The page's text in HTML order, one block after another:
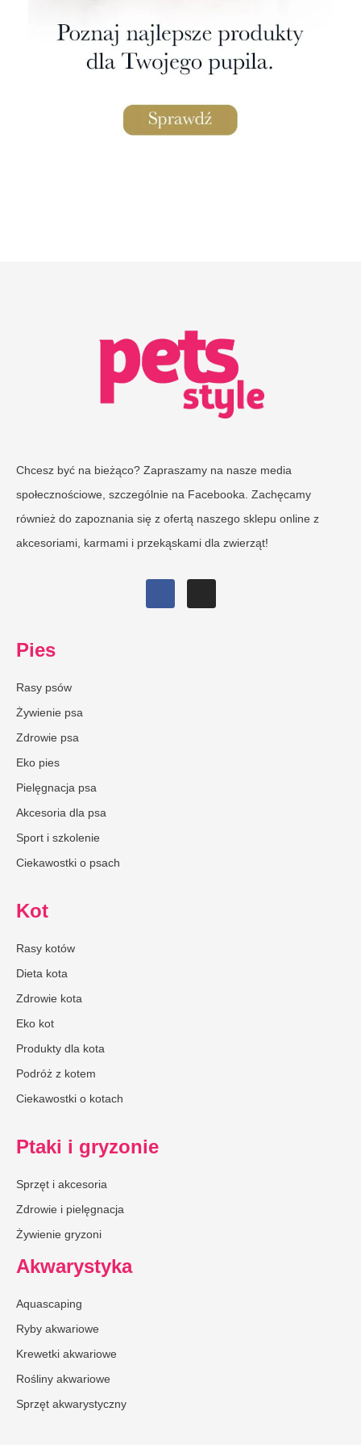
Chcesz być na bieżąco? Zapraszamy na nasze media
społecznościowe, szczególnie na Facebooka. Zachęcamy
również do zapoznania się z ofertą naszego sklepu online z
akcesoriami, karmami i przekąskami dla zwierząt!
Pies
Rasy psów
Żywienie psa
Zdrowie psa
Eko pies
Pielęgnacja psa
Akcesoria dla psa
Sport i szkolenie
Ciekawostki o psach
Kot
Rasy kotów
Dieta kota
Zdrowie kota
Eko kot
Produkty dla kota
Podróż z kotem
Ciekawostki o kotach
Ptaki i gryzonie
Sprzęt i akcesoria
Zdrowie i pielęgnacja
Żywienie gryzoni
Akwarystyka
Aquascaping
Ryby akwariowe
Krewetki akwariowe
Rośliny akwariowe
Sprzęt akwarystyczny